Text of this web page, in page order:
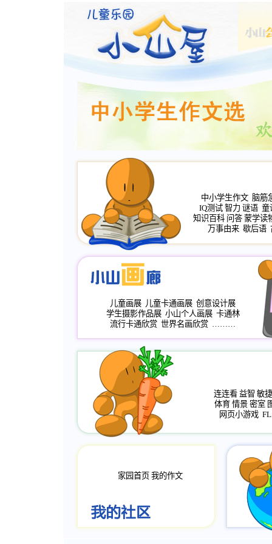
中小学生作文 脑筋
IQ测试 智力 谜语 童
知识百科 问答 蒙学读
万事由来 歇后语
儿童画展 儿童卡通画展 创意设计展
学生摄影作品展 小山个人画展 卡通林
流行卡通欣赏 世界名画欣赏 ………
连连看 益智 敏捷
体育 情景 密室
网页小游戏
家园首页 我的作文